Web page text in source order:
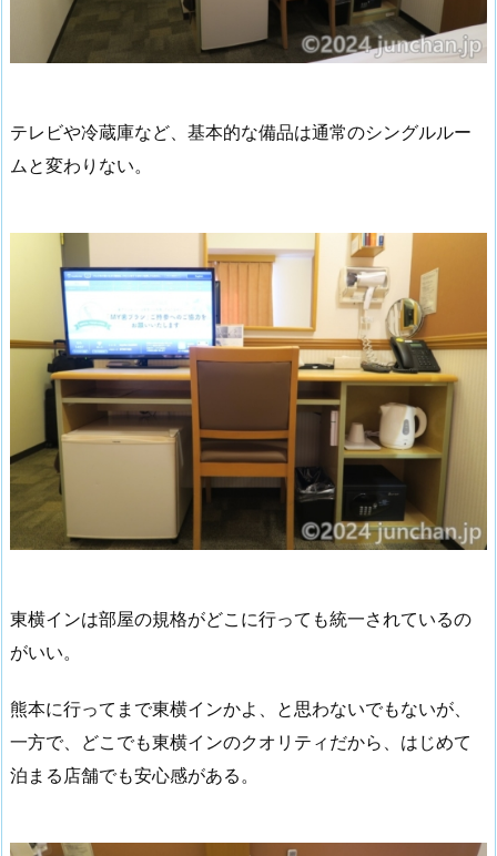
テレビや冷蔵庫など、基本的な備品は通常のシングルルー
ムと変わりない。
東横インは部屋の規格がどこに行っても統一されているの
がいい。
熊本に行ってまで東横インかよ、と思わないでもないが、
一方で、どこでも東横インのクオリティだから、はじめて
泊まる店舗でも安心感がある。